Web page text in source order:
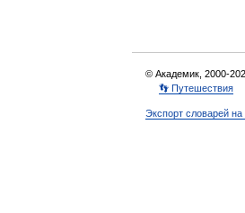
© Академик, 2000-
👣 Путешествия
Экспорт словарей на